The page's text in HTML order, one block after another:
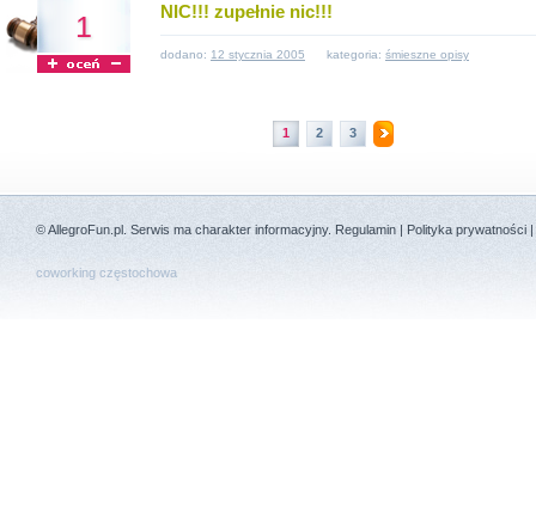
1 NIC!!! zupełnie nic!!!
dodano: 12 stycznia 2005 kategoria: śmieszne opisy
1 2 3
©AllegroFun.pl . Serwis ma charakter informacyjny. Regulamin | Polityka prywatności |
coworking częstochowa